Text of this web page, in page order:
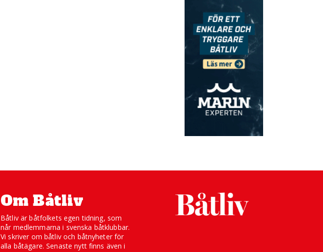
Om Båtliv
Båtliv är båtfolkets egen tidning, som
når medlemmarna i svenska båtklubbar.
Vi skriver om båtliv och båtnyheter för
alla båtägare. Senaste nytt finns även i